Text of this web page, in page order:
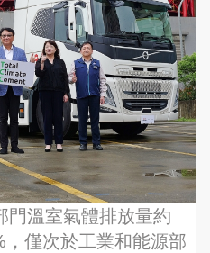
門溫室氣體排放量約
僅次於工業和能源部